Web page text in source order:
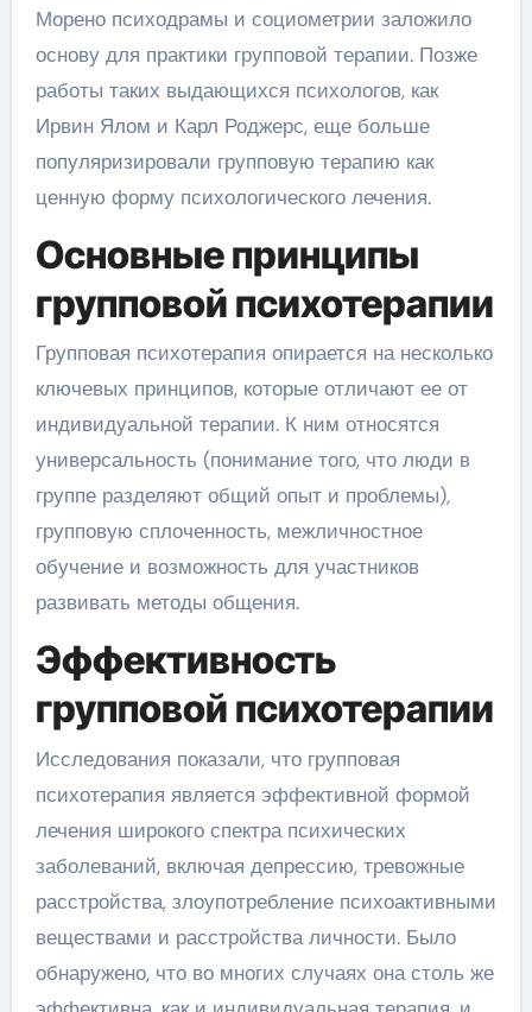
Морено психодрамы и социометрии заложило
основу для практики групповой терапии. Позже
работы таких выдающихся психологов, как
Ирвин Ялом и Карл Роджерс, еще больше
популяризировали групповую терапию как
ценную форму психологического лечения.
Основные принципы
групповой психотерапии
Групповая психотерапия опирается на несколько
ключевых принципов, которые отличают ее от
индивидуальной терапии. К ним относятся
универсальность (понимание того, что люди в
группе разделяют общий опыт и проблемы),
групповую сплоченность, межличностное
обучение и возможность для участников
развивать методы общения.
Эффективность
групповой психотерапии
Исследования показали, что групповая
психотерапия является эффективной формой
лечения широкого спектра психических
заболеваний, включая депрессию, тревожные
расстройства, злоупотребление психоактивными
веществами и расстройства личности. Было
обнаружено, что во многих случаях она столь же